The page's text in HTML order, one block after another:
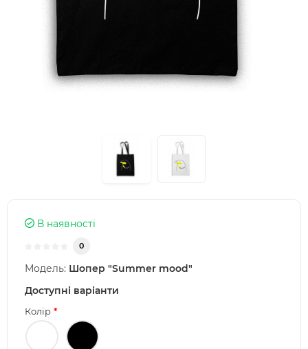
В наявності
0
Модель: Шопер "Summer mood"
Доступні варіанти
Колір